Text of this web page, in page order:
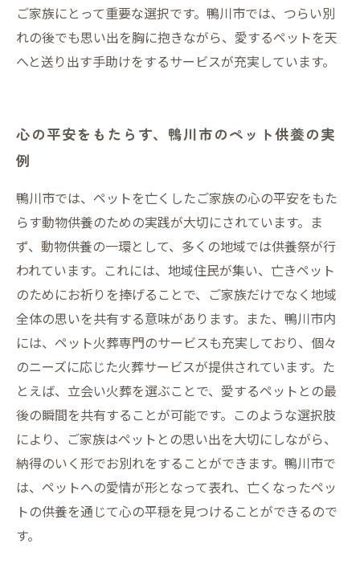
ご家族にとって重要な選択です。鴨川市では、つらい別
れの後でも思い出を胸に抱きながら、愛するペットを天
へと送り出す手助けをするサービスが充実しています。
心の平安をもたらす、鴨川市のペット供養の実
例
鴨川市では、ペットを亡くしたご家族の心の平安をもた
らす動物供養のための実践が大切にされています。ま
ず、動物供養の一環として、多くの地域では供養祭が行
われています。これには、地域住民が集い、亡きペット
のためにお祈りを捧げることで、ご家族だけでなく地域
全体の思いを共有する意味があります。また、鴨川市内
には、ペット火葬専門のサービスも充実しており、個々
のニーズに応じた火葬サービスが提供されています。た
とえば、立会い火葬を選ぶことで、愛するペットとの最
後の瞬間を共有することが可能です。このような選択肢
により、ご家族はペットとの思い出を大切にしながら、
納得のいく形でお別れをすることができます。鴨川市で
は、ペットへの愛情が形となって表れ、亡くなったペッ
トの供養を通じて心の平穏を見つけることができるので
す。